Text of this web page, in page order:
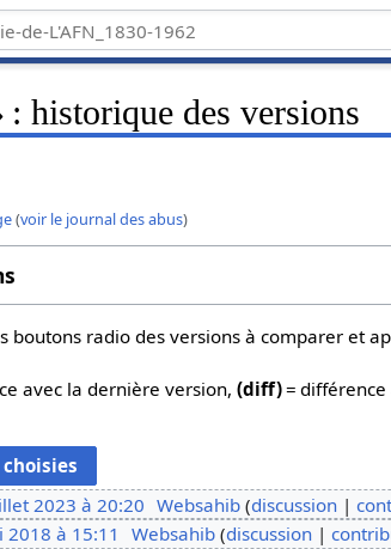
: historique des versions
(voir le journal des abus)
boutons radio des versions à comparer et
avec la dernière version,(diff)=
2023 à 20:20 Websahib discussion
2018 à 15:11 Websahib discussion